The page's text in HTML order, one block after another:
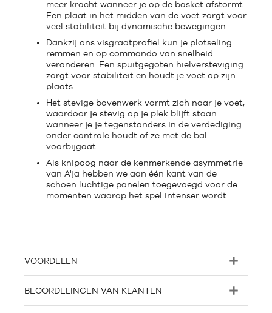
meer kracht wanneer je op de basket afstormt.
Een plaat in het midden van de voet zorgt voor
veel stabiliteit bij dynamische bewegingen.
Dankzij ons visgraatprofiel kun je plotseling
remmen en op commando van snelheid
veranderen. Een spuitgegoten hielversteviging
zorgt voor stabiliteit en houdt je voet op zijn
plaats.
Het stevige bovenwerk vormt zich naar je voet,
waardoor je stevig op je plek blijft staan
wanneer je je tegenstanders in de verdediging
onder controle houdt of ze met de bal
voorbijgaat.
Als knipoog naar de kenmerkende asymmetrie
van A'ja hebben we aan één kant van de
schoen luchtige panelen toegevoegd voor de
momenten waarop het spel intenser wordt.
VOORDELEN
BEOORDELINGEN VAN KLANTEN